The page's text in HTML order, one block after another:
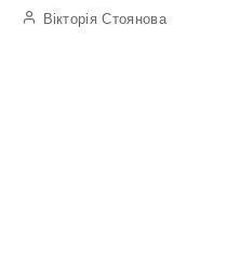
Вікторія Стоянова